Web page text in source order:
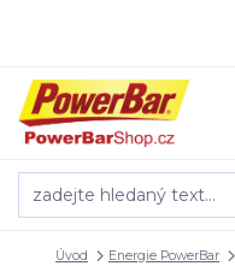
Úvod Energie PowerBar